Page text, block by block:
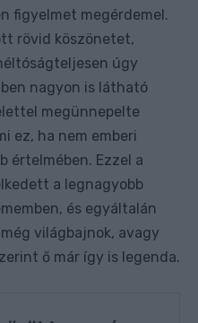
figyelmet megérdemel.
rövid köszönetet,
úgy
nagyon is látható
megünnepelte
ez, ha nem emberi
értelmében. Ezzel a
a legnagyobb
és egyáltalán
világbajnok, avagy
ő már így is legenda.